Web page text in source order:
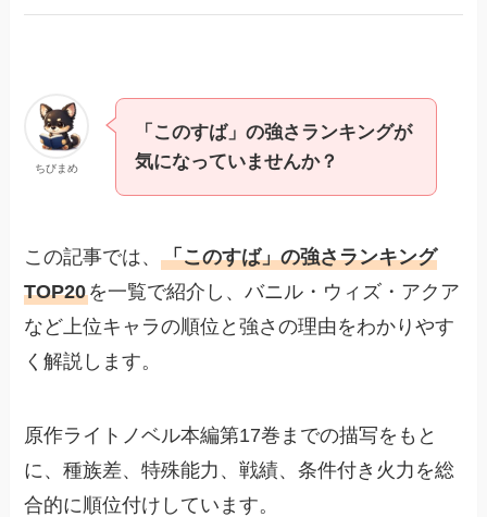
ちびまめ
「このすば」の強さランキングが
気になっていませんか？
この記事では、「このすば」の強さランキング
TOP20を一覧で紹介し、バニル・ウィズ・アクア
など上位キャラの順位と強さの理由をわかりやす
く解説します。
原作ライトノベル本編第17巻までの描写をもと
に、種族差、特殊能力、戦績、条件付き火力を総
合的に順位付けしています。